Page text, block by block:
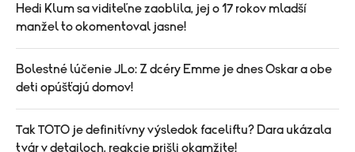
Hedi Klum sa viditeľne zaoblila, jej o 17 rokov mladší
manžel to okomentoval jasne!
Bolestné lúčenie JLo: Z dcéry Emme je dnes Oskar a obe
deti opúšťajú domov!
Tak TOTO je definitívny výsledok faceliftu? Dara ukázala
tvár v detailoch, reakcie prišli okamžite!